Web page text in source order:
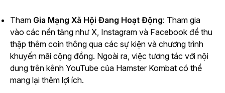
Tham Gia Mạng Xã Hội Đang Hoạt Động: Tham gia
vào các nền tảng như X, Instagram và Facebook để thu
thập thêm coin thông qua các sự kiện và chương trình
khuyến mãi cộng đồng. Ngoài ra, việc tương tác với nội
dung trên kênh YouTube của Hamster Kombat có thể
mang lại thêm lợi ích.